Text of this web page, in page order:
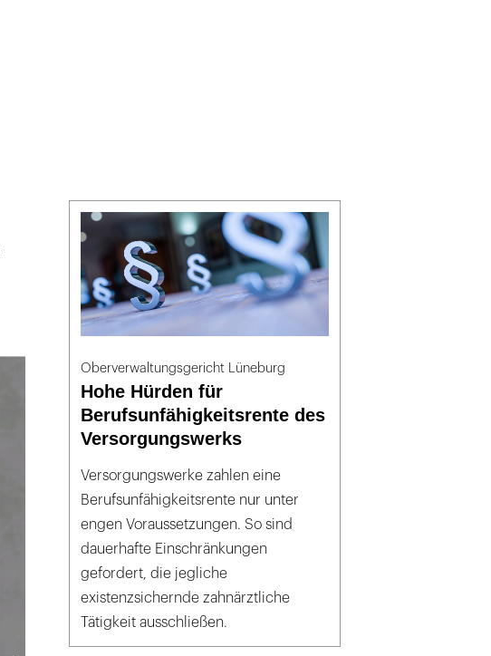
Oberverwaltungsgericht Lüneburg
Hohe Hürden für
Berufsunfähigkeitsrente des
Versorgungswerks
Versorgungswerke zahlen eine
Berufsunfähigkeitsrente nur unter
engen Voraussetzungen. So sind
dauerhafte Einschränkungen
gefordert, die jegliche
existenzsichernde zahnärztliche
Tätigkeit ausschließen.